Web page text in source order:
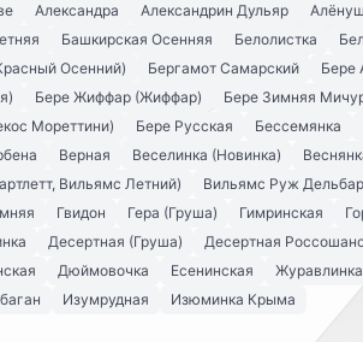
Александра Александрин Дульяр
Башкирская Осенняя Белолистка
Осенний)
Бергамот Самарский Бере
Бере Жиффар (Жиффар) Бере Зимняя
Мореттини) Бере Русская Бессемянка
Верная Веселинка (Новинка)
Вильямс Летний)
Вильямс Руж
Гвидон Гера (Груша) Гимринская
Десертная (Груша) Десертная
Дюймовочка Есенинская Журавлинка
Изумрудная Изюминка Крыма